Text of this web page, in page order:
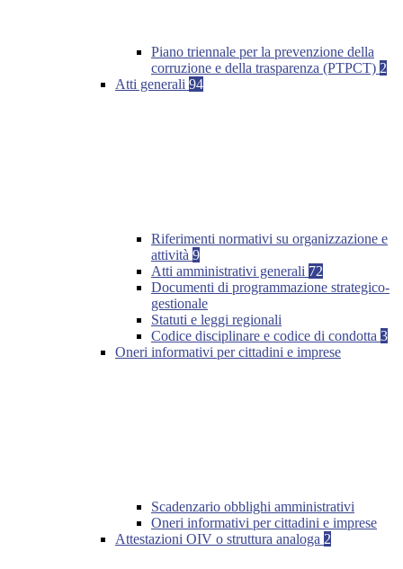
Piano triennale per la prevenzione della
corruzione e della trasparenza (PTPCT) 2
Atti generali 94
Riferimenti normativi su organizzazione e
attività 9
Atti amministrativi generali 72
Documenti di programmazione strategico-
gestionale
Statuti e leggi regionali
Codice disciplinare e codice di condotta 3
Oneri informativi per cittadini e imprese
Scadenzario obblighi amministrativi
Oneri informativi per cittadini e imprese
Attestazioni OIV o struttura analoga 2